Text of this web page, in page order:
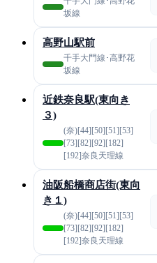
坂線
高野山駅前
千手大門線･高野花
坂線
近鉄奈良駅(東向き
３)
(奈)[44][50][51][53]
[73][82][92][182]
[192]奈良天理線
油阪船橋商店街(東向
き１)
(奈)[44][50][51][53]
[73][82][92][182]
[192]奈良天理線